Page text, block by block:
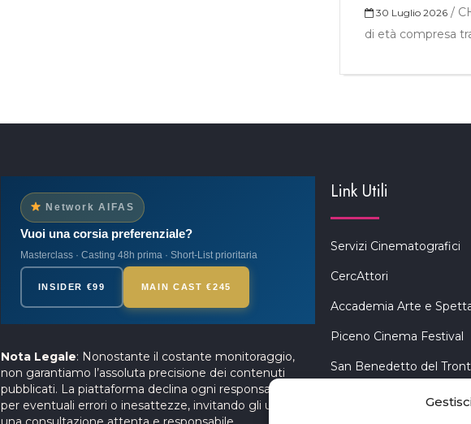
30 Luglio 2026 /
di età compresa
Network AIFAS
Vuoi una corsia preferenziale?
Masterclass · Casting 48h prima · Short-List prioritaria
INSIDER €99 MAIN CAST €245
Nota Legale: Nonostante il costante monitoraggio,
non garantiamo l’assoluta precisione dei contenuti
pubblicati. La piattaforma declina ogni responsabilità
per eventuali errori o inesattezze, invitando gli utenti a
Link Utili
Servizi Cinematografici
CercAttori
Accademia Arte e
Piceno Cinema Festival
San Benedetto del